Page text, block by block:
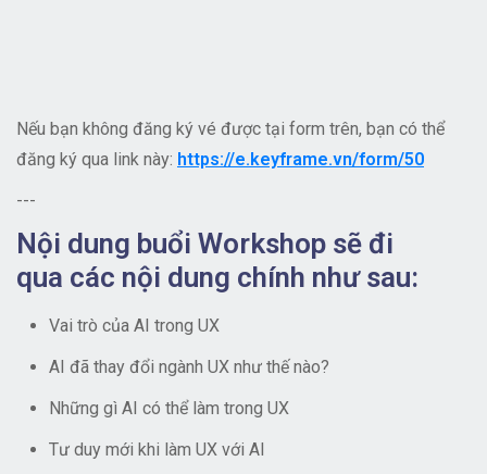
Nếu bạn không đăng ký vé được tại form trên, bạn có thể
đăng ký qua link này: https://e.keyframe.vn/form/50
---
Nội dung buổi Workshop sẽ đi
qua các nội dung chính như sau:
Vai trò của AI trong UX
AI đã thay đổi ngành UX như thế nào?
Những gì AI có thể làm trong UX
Tư duy mới khi làm UX với AI